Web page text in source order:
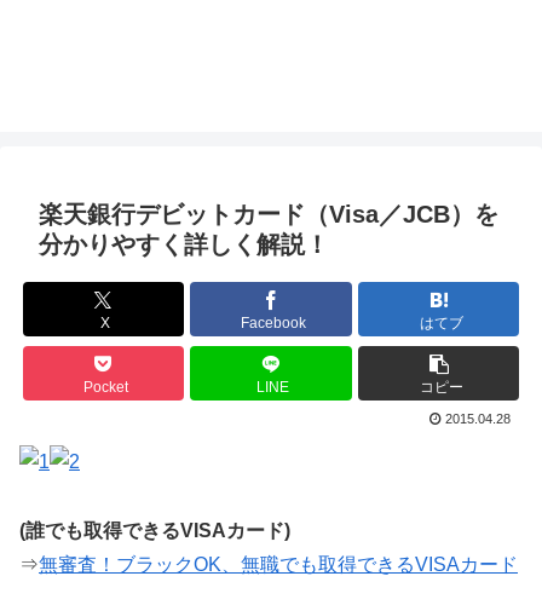
楽天銀行デビットカード（Visa／JCB）を
分かりやすく詳しく解説！
X Facebook はてブ
Pocket LINE コピー
2015.04.28
(誰でも取得できるVISAカード)
⇒無審査！ブラックOK、無職でも取得できるVISAカード